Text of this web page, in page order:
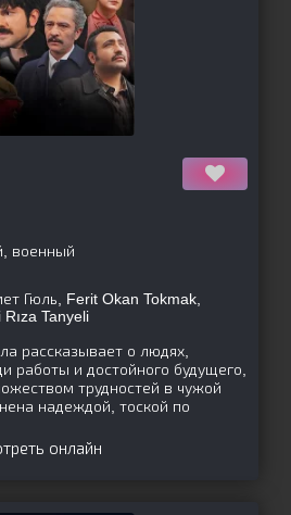
военный
Гюль, Ferit Okan Tokmak,
Tanyeli
рассказывает о людях,
работы и достойного будущего,
трудностей в чужой
надеждой, тоской по
онлайн